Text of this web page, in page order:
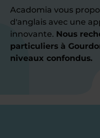
Acadomia vous
d'anglais avec une
innovante. Nous
particuliers à
niveaux confondus.